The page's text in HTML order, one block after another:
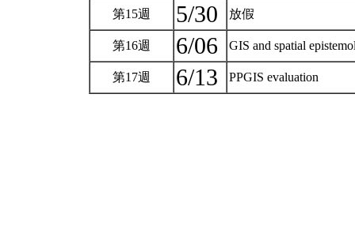
第15週 5/30 放假
第16週 6/06 GIS and spatial
第17週 6/13 PPGIS evaluation